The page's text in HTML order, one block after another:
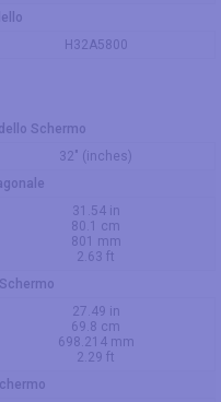
H32A5800
Schermo
32" (inches)
31.54 in
80.1 cm
801 mm
2.63 ft
27.49 in
69.8 cm
698.214 mm
2.29 ft